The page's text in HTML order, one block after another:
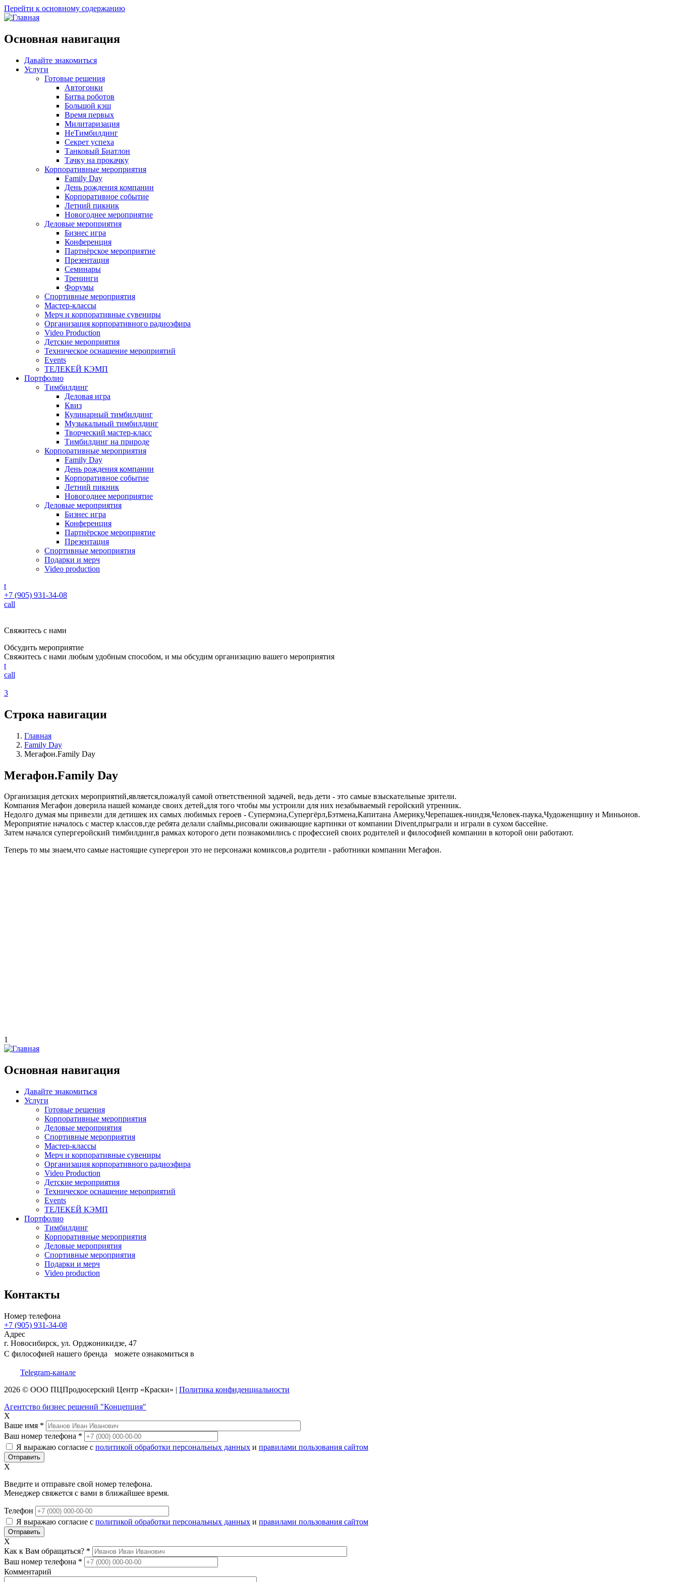
Перейти к основному содержанию
Основная навигация
Давайте знакомиться
Услуги
Готовые решения
Автогонки
Битва роботов
Большой кэш
Время первых
Милитаризация
НеТимбилдинг
Секрет успеха
Танковый Биатлон
Тачку на прокачку
Корпоративные мероприятия
Family Day
День рождения компании
Корпоративное событие
Летний пикник
Новогоднее мероприятие
Деловые мероприятия
Бизнес игра
Конференция
Партнёрское мероприятие
Презентация
Семинары
Тренинги
Форумы
Спортивные мероприятия
Мастер-классы
Мерч и корпоративные сувениры
Организация корпоративного радиоэфира
Video Production
Детские мероприятия
Техническое оснащение мероприятий
Events
ТЕЛЕКЕЙ КЭМП
Портфолио
Тимбилдинг
Деловая игра
Квиз
Кулинарный тимбилдинг
Музыкальный тимбилдинг
Творческий мастер-класс
Тимбилдинг на природе
Корпоративные мероприятия
Family Day
День рождения компании
Корпоративное событие
Летний пикник
Новогоднее мероприятие
Деловые мероприятия
Бизнес игра
Конференция
Партнёрское мероприятие
Презентация
Спортивные мероприятия
Подарки и мерч
Video production
t
+7 (905) 931-34-08
call
Свяжитесь с нами
Обсудить мероприятие
Свяжитесь с нами любым удобным способом, и мы обсудим организацию вашего мероприятия
t
call
3
Строка навигации
Главная
Family Day
Мегафон.Family Day
Мегафон.Family Day
Организация детских мероприятий,является,пожалуй самой ответственной задачей, ведь дети - это самые взыскательные зрители.
Компания Мегафон доверила нашей команде своих детей,для того чтобы мы устроили для них незабываемый геройский утренник.
Недолго думая мы привезли для детишек их самых любимых героев - Супермэна,Супергёрл,Бэтмена,Капитана Америку,Черепашек-ниндзя,Человек-паука,Чудоженщину и Миньонов.
Мероприятие началось с мастер классов,где ребята делали слаймы,рисовали оживающие картинки от компании Divent,прыграли и играли в сухом бассейне.
Затем начался супергеройский тимбилдинг,в рамках которого дети познакомились с профессией своих родителей и философией компании в которой они работают.
Теперь то мы знаем,что самые настоящие супергерои это не персонажи комиксов,а родители - работники компании Мегафон.
1
Основная навигация
Давайте знакомиться
Услуги
Готовые решения
Корпоративные мероприятия
Деловые мероприятия
Спортивные мероприятия
Мастер-классы
Мерч и корпоративные сувениры
Организация корпоративного радиоэфира
Video Production
Детские мероприятия
Техническое оснащение мероприятий
Events
ТЕЛЕКЕЙ КЭМП
Портфолио
Тимбилдинг
Корпоративные мероприятия
Деловые мероприятия
Спортивные мероприятия
Подарки и мерч
Video production
Контакты
Номер телефона
+7 (905) 931-34-08
Адрес
г. Новосибирск, ул. Орджоникидзе, 47
С философией нашего бренда можете ознакомиться в
Telegram-канале
2026 © ООО ПЦПродюсерский Центр «Краски» | Политика конфиденциальности
Агентство бизнес решений "Концепция"
X
Ваше имя *
Ваш номер телефона *
Я выражаю согласие с политикой обработки персональных данных и правилами пользования сайтом
X
Введите и отправьте свой номер телефона.
Менеджер свяжется с вами в ближайшее время.
Телефон
Я выражаю согласие с политикой обработки персональных данных и правилами пользования сайтом
X
Как к Вам обращаться? *
Ваш номер телефона *
Комментарий